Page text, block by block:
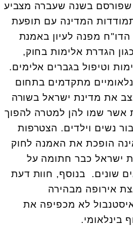
בשנה שעברה מצביע
המדינה עם תופעת
מפנה לעיון באמנת
הגדרת אלימות בחוק,
וטיפול בגברים אלימים.
מתקדמים בתחום
את מדינת ישראל בשורה
אשר שמו להן למטרה להפוך
נשים וילדים. הצטרפות
הופכת את האמנה לחוק
ישראל כבר חתומה על
שונים. בנוסף, חוות דעת
אירופה מבהירה
לא מכפיפה את
בינלאומי.